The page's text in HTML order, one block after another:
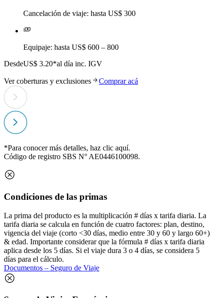
Cancelación de viaje: hasta US$ 300
Equipaje: hasta US$ 600 – 800
DesdeUS$ 3.20*al día inc. IGV
Ver coberturas y exclusiones Comprar acá
*Para conocer más detalles, haz clic aquí.
Código de registro SBS N° AE0446100098.
Condiciones de las primas
La prima del producto es la multiplicación # días x tarifa diaria. La
tarifa diaria se calcula en función de cuatro factores: plan, destino,
vigencia del viaje (corto <30 días, medio entre 30 y 60 y largo 60+)
& edad. Importante considerar que la fórmula # días x tarifa diaria
aplica desde los 5 días. Si el viaje dura 3 o 4 días, se considera 5
días para el cálculo.
Documentos – Seguro de Viaje